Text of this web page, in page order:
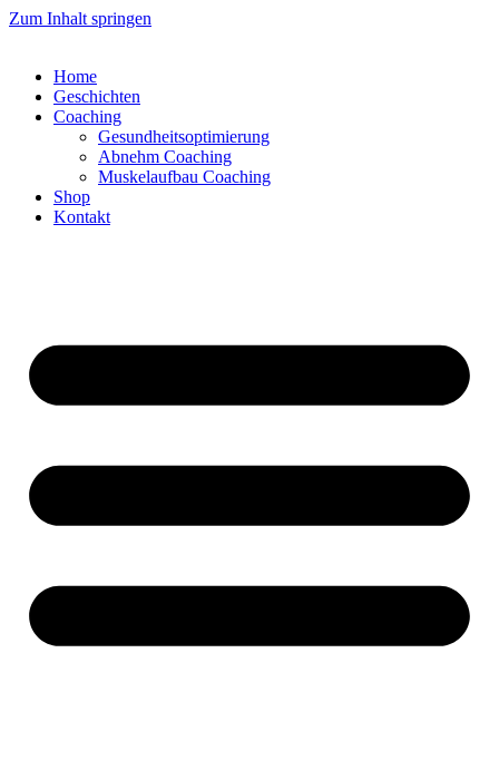
Zum Inhalt springen
Home
Geschichten
Coaching
Gesundheitsoptimierung
Abnehm Coaching
Muskelaufbau Coaching
Shop
Kontakt